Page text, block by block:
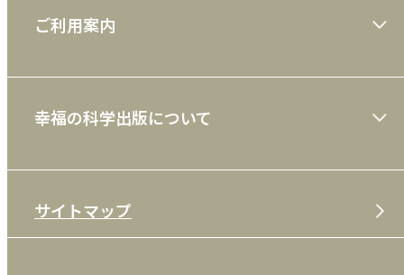
雑誌
CD
DVD・ブルーレイ
ご利用案内
利用規約
特定商取引法
プライバシーポリシー
幸福の科学出版について
メディア・ライブラリー
サイトマップ